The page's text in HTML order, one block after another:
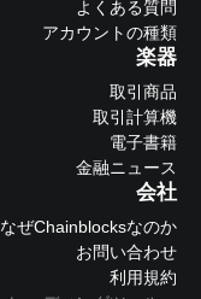
よくある質問
アカウントの種類
楽器
取引商品
取引計算機
電子書籍
金融ニュース
会社
なぜChainblocksなのか
お問い合わせ
利用規約